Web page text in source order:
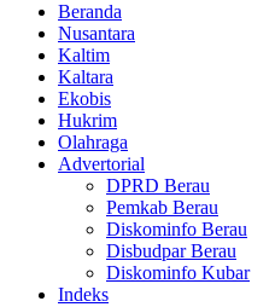
Beranda
Nusantara
Kaltim
Kaltara
Ekobis
Hukrim
Olahraga
Advertorial
DPRD Berau
Pemkab Berau
Diskominfo Berau
Disbudpar Berau
Diskominfo Kubar
Indeks